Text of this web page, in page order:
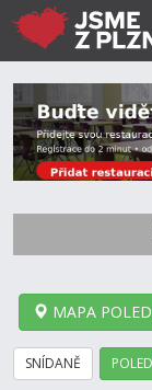
MAPA
SNÍDANĚ